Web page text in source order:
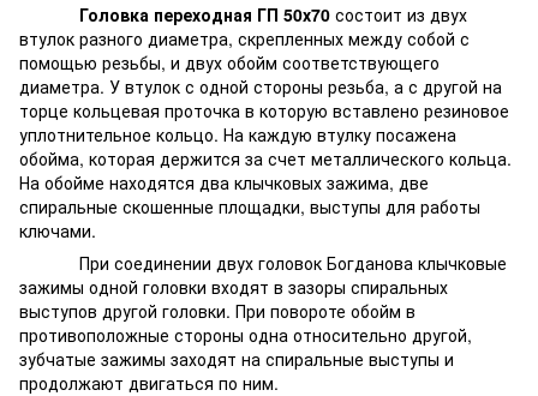
Головка переходная ГП 50х70 состоит из двух
втулок разного диаметра, скрепленных между собой с
помощью резьбы, и двух обойм соответствующего
диаметра. У втулок с одной стороны резьба, а с другой на
торце кольцевая проточка в которую вставлено резиновое
уплотнительное кольцо. На каждую втулку посажена
обойма, которая держится за счет металлического кольца.
На обойме находятся два клычковых зажима, две
спиральные скошенные площадки, выступы для работы
ключами.
При соединении двух головок Богданова клычковые
зажимы одной головки входят в зазоры спиральных
выступов другой головки. При повороте обойм в
противоположные стороны одна относительно другой,
зубчатые зажимы заходят на спиральные выступы и
продолжают двигаться по ним.